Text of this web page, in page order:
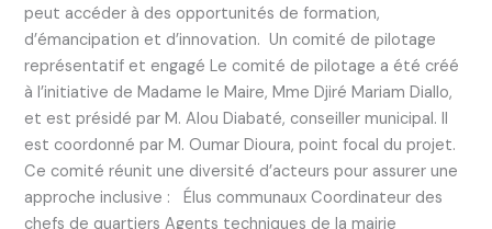
peut accéder à des opportunités de formation,
d’émancipation et d’innovation. Un comité de pilotage
représentatif et engagé Le comité de pilotage a été créé
à l’initiative de Madame le Maire, Mme Djiré Mariam Diallo,
et est présidé par M. Alou Diabaté, conseiller municipal. Il
est coordonné par M. Oumar Dioura, point focal du projet.
Ce comité réunit une diversité d’acteurs pour assurer une
approche inclusive : Élus communaux Coordinateur des
chefs de quartiers Agents techniques de la mairie